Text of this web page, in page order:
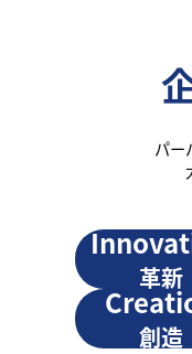
パー
革新
創造